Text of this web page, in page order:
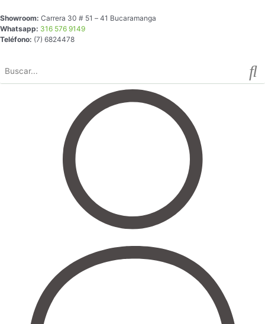
al
contenido
Showroom: Carrera 30 # 51 – 41 Bucaramanga
Whatsapp: 316 576 9149
Teléfono: (7) 6824478